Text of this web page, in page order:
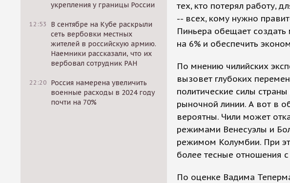
укрепления у границы России
12:53
В сентябре на Кубе раскрыли
сеть вербовки местных
жителей в российскую армию.
Наемники рассказали, что их
вербовал сотрудник РАН
22:20 Россия намерена увеличить
военные расходы в 2024 году
почти на 70%
тех, кто потерял работу,
-- всех, кому нужно
Пиньера обещает создать
на 6% и обеспечить
По мнению чилийских
вызовет глубоких
политические силы
рыночной линии. А вот в
вероятны. Чили может
режимами Венесуэлы и
режимом Колумбии. При
более тесные отношения
По оценке Вадима